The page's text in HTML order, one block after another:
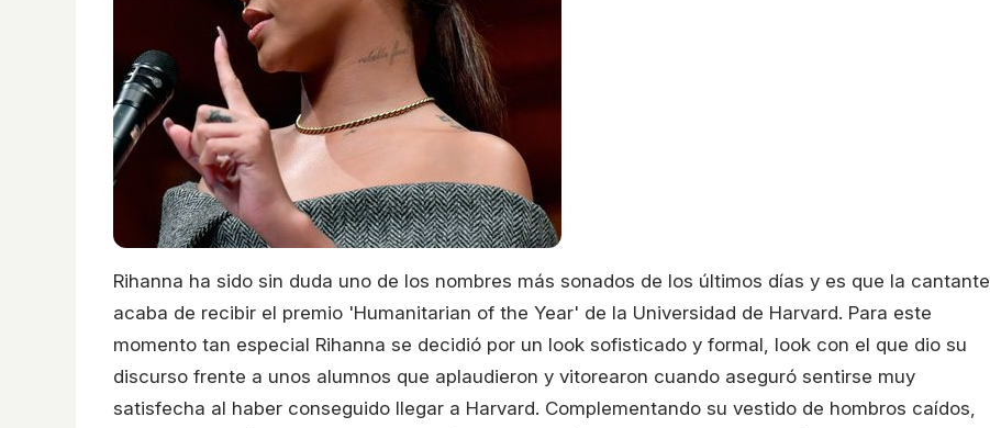
Rihanna ha sido sin duda uno de los nombres más sonados de los últimos días y es que la cantante
acaba de recibir el premio 'Humanitarian of the Year' de la Universidad de Harvard. Para este
momento tan especial Rihanna se decidió por un look sofisticado y formal, look con el que dio su
discurso frente a unos alumnos que aplaudieron y vitorearon cuando aseguró sentirse muy
satisfecha al haber conseguido llegar a Harvard. Complementando su vestido de hombros caídos,